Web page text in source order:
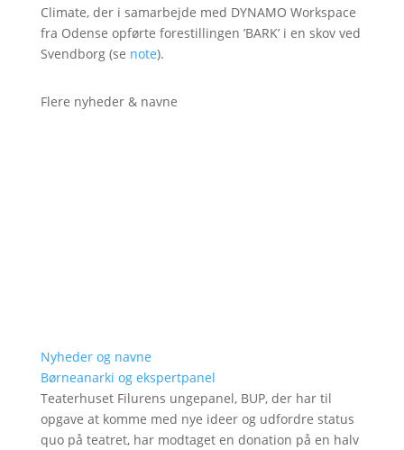
Climate, der i samarbejde med DYNAMO Workspace
fra Odense opførte forestillingen ’BARK’ i en skov ved
Svendborg (se note).
Flere nyheder & navne
Nyheder og navne
Børneanarki og ekspertpanel
Teaterhuset Filurens ungepanel, BUP, der har til
opgave at komme med nye ideer og udfordre status
quo på teatret, har modtaget en donation på en halv